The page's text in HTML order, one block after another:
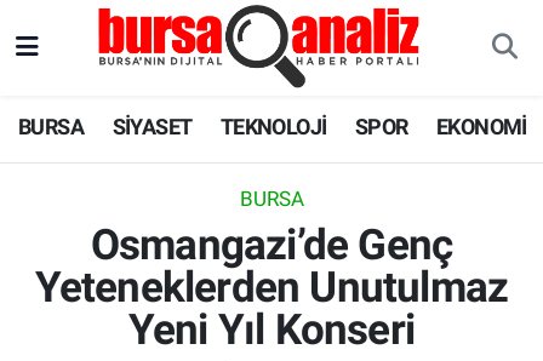
BURSA SİYASET TEKNOLOJİ SPOR EKONOMİ
BURSA
Osmangazi’de Genç
Yeteneklerden Unutulmaz
Yeni Yıl Konseri
SPOR
EKONOMİ
Süper Lig Puan Durumu ve Fikstür
Tüm Manşetler